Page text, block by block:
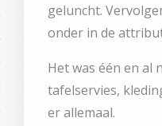
geluncht.
onder in de
Het was één en al
tafelservies,
er allemaal.